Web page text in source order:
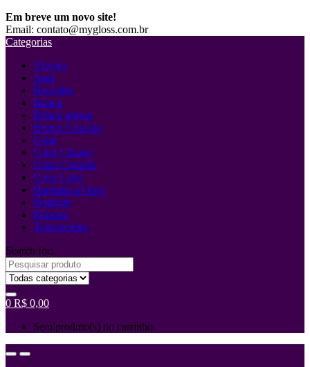
Em breve um novo site!
Email: contato@mygloss.com.br
Categorias
Aliança
Anel
Bracelete
Brinco
Brinco argola
Brinco Coração
Colar
Colar Choker
Colar Coração
Colar Letra
Banhada a Ouro
Pingente
Pulseira
Tornozeleira
Search for:
0 R$ 0,00
Sem produto(s) no carrinho.